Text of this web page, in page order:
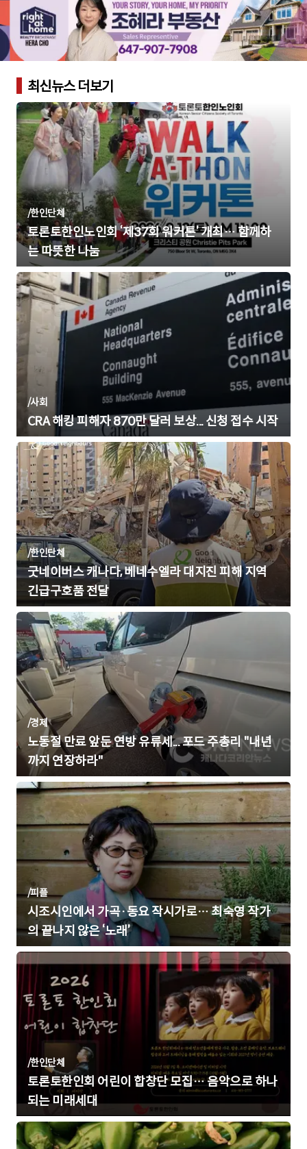
최신뉴스 더보기
/한인단체
토론토한인노인회 ‘제37회 워커톤’ 개최… 함께하
는 따뜻한 나눔
/사회
CRA 해킹 피해자 870만 달러 보상... 신청 접수 시작
/한인단체
굿네이버스 캐나다, 베네수엘라 대지진 피해 지역
긴급구호품 전달
/경제
노동절 만료 앞둔 연방 유류세... 포드 주총리 "내년
까지 연장하라"
/피플
시조시인에서 가곡·동요 작시가로… 최숙영 작가
의 끝나지 않은 ‘노래’
/한인단체
토론토한인회 어린이 합창단 모집… 음악으로 하나
되는 미래세대